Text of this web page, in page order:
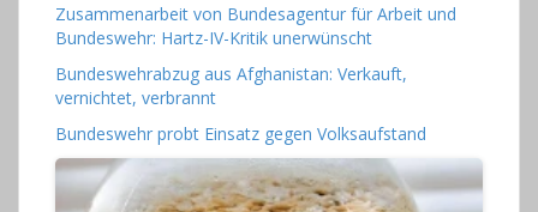
Zusammenarbeit von Bundesagentur für Arbeit und
Bundeswehr: Hartz-IV-Kritik unerwünscht
Bundeswehrabzug aus Afghanistan: Verkauft,
vernichtet, verbrannt
Bundeswehr probt Einsatz gegen Volksaufstand